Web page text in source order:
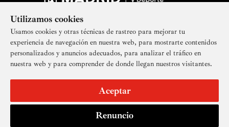
Utilizamos cookies
Usamos cookies y otras técnicas de rastreo para mejorar tu
experiencia de navegación en nuestra web, para mostrarte contenidos
personalizados y anuncios adecuados, para analizar el tráfico en
nuestra web y para comprender de donde llegan nuestros visitantes.
Aceptar
Renuncio
Suscríbete a nuestra newsletter
AccesibilidadDerechos de imagen